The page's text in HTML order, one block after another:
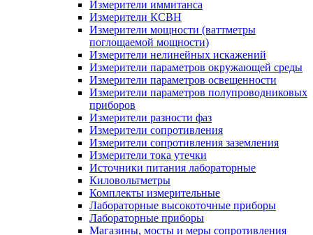
Измерители иммитанса
Измерители КСВН
Измерители мощности (ваттметры
поглощаемой мощности)
Измерители нелинейных искажений
Измерители параметров окружающей среды
Измерители параметров освещенности
Измерители параметров полупроводниковых
приборов
Измерители разности фаз
Измерители сопротивления
Измерители сопротивления заземления
Измерители тока утечки
Источники питания лабораторные
Киловольтметры
Комплекты измерительные
Лабораторные высокоточные приборы
Лабораторные приборы
Магазины, мосты и меры сопротивления